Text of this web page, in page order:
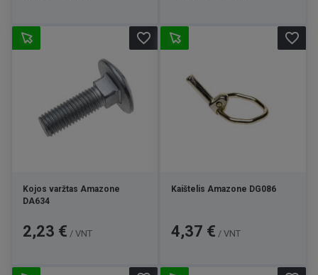
Kojos varžtas Amazone
DA634
Kaina
2,23 € / VNT
favorite_border
Kaištelis Amazone DG086
Kaina
4,37 € / VNT
favorite_border